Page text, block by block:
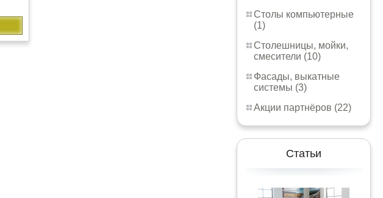
Столы компьютерные
(1)
Столешницы, мойки,
смесители (10)
Фасады, выкатные
системы (3)
Акции партнёров (22)
Статьи